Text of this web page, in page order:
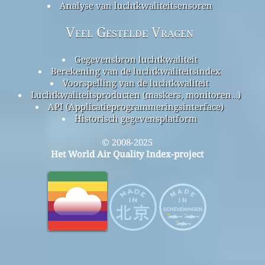
Analyse van luchtkwaliteitsensoren
Veel Gestelde Vragen
Gegevensbron luchtkwaliteit
Berekening van de luchtkwaliteitsindex
Voorspelling van de luchtkwaliteit
Luchtkwaliteitsproducten (maskers, monitoren…)
API (Applicatieprogrammeringsinterface)
Historisch gegevensplatform
© 2008-2025
Het World Air Quality Index-project